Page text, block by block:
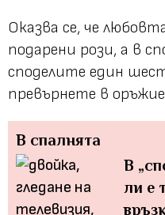
Оказва се, че
подарени рози, а в
споделите един
превърнете в
В спалнята
В
ли е